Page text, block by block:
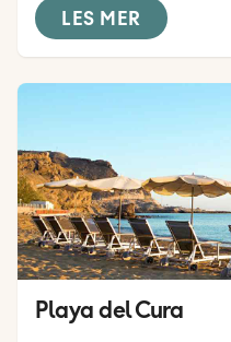
LES MER
Playa del Cura